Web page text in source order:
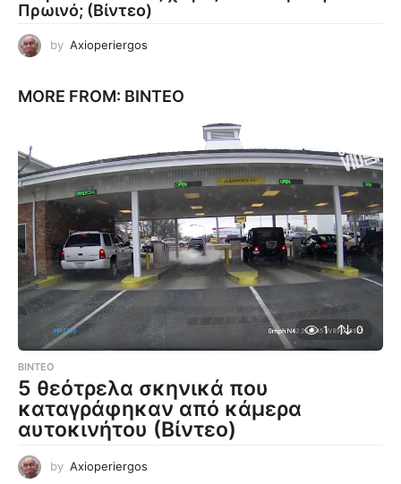
Πρωινό; (Βίντεο)
by Axioperiergos
MORE FROM: ΒΊΝΤΕΟ
1 0
ΒΊΝΤΕΟ
5 θεότρελα σκηνικά που
καταγράφηκαν από κάμερα
αυτοκινήτου (Βίντεο)
by Axioperiergos